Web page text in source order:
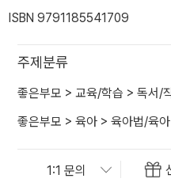
ISBN 9791185541709
주제분류
좋은부모 > 교육/학습 > 독서/
좋은부모 > 육아 > 육아법/육